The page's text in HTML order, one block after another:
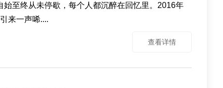
至终从未停歇，每个人都沉醉在回忆里。2016年
来一声唏....
查看详情